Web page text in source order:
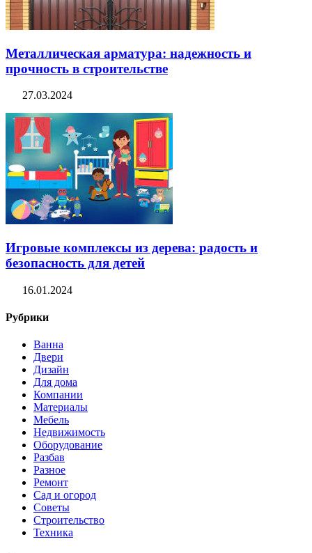
Металлическая арматура: надежность и
прочность в строительстве
27.03.2024
Игровые комплексы из дерева: радость и
безопасность для детей
16.01.2024
Рубрики
Ванна
Двери
Дизайн
Для дома
Компании
Материалы
Мебель
Недвижимость
Оборудование
Разбав
Разное
Ремонт
Сад и огород
Советы
Строительство
Техника